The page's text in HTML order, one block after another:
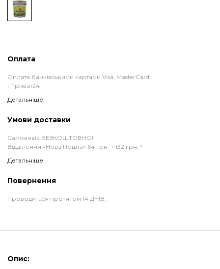
Оплата
Оплата банківськими картами Visa, MasterCard
і Приват24
Детальніше
Умови доставки
Самовивіз БЕЗКОШТОВНО!
Відділення «Нова Пошта» 64 грн. + 132 грн. *
Детальніше
Повернення
Проводиться протягом 14 ДНІВ.
Опис: